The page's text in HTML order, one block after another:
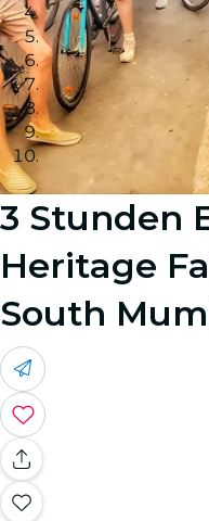
3 Stunden
Heritage
South